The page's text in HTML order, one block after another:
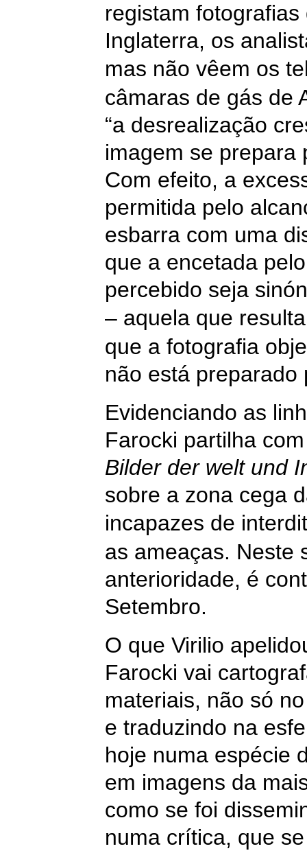
registam
Inglaterra, os
mas não vêem os
câmaras de gás de
“a desrealização
imagem se prepara
Com efeito, a
permitida pelo
esbarra com uma
que a encetada
percebido seja
– aquela que
que a fotografia
não está preparado
Evidenciando as
Farocki partilha
Bilder der welt und
sobre a zona cega
incapazes de
as ameaças. Neste
anterioridade, é
Setembro.
O que Virilio
Farocki vai
materiais, não só
e traduzindo na
hoje numa espécie
em imagens da
como se foi
numa crítica, que